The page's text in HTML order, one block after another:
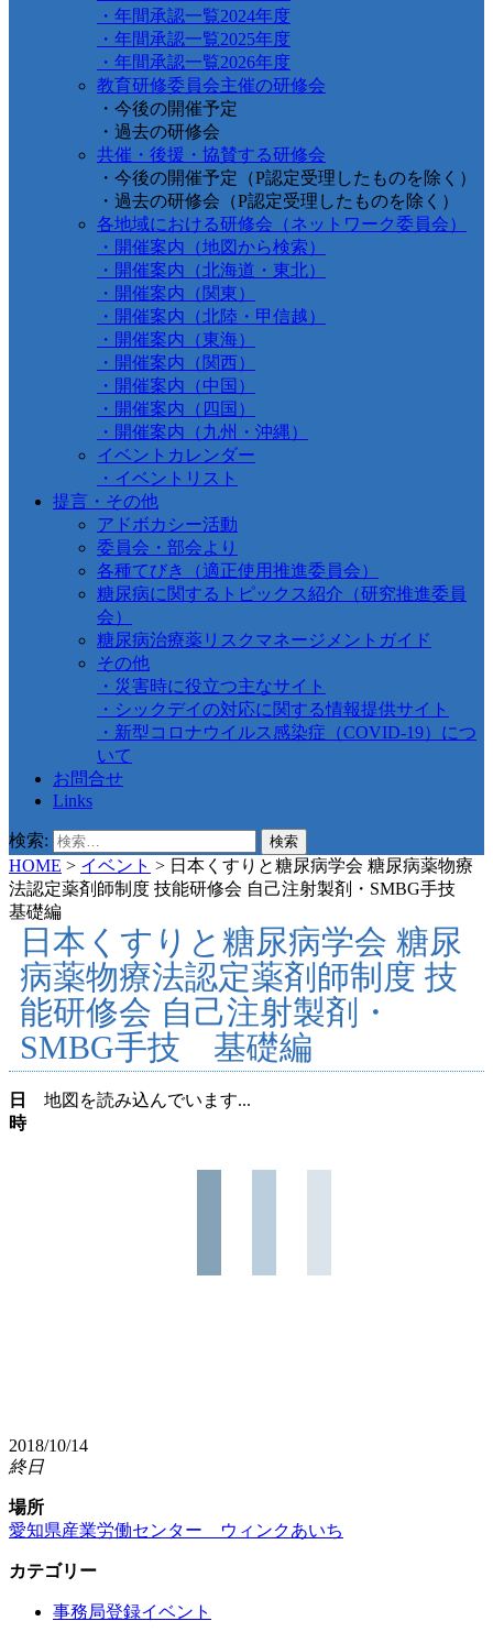
・年間承認一覧2024年度
・年間承認一覧2025年度
・年間承認一覧2026年度
教育研修委員会主催の研修会
・今後の開催予定
・過去の研修会
共催・後援・協賛する研修会
・今後の開催予定（P認定受理したものを除く）
・過去の研修会（P認定受理したものを除く）
各地域における研修会（ネットワーク委員会）
・開催案内（地図から検索）
・開催案内（北海道・東北）
・開催案内（関東）
・開催案内（北陸・甲信越）
・開催案内（東海）
・開催案内（関西）
・開催案内（中国）
・開催案内（四国）
・開催案内（九州・沖縄）
イベントカレンダー
・イベントリスト
提言・その他
アドボカシー活動
委員会・部会より
各種てびき（適正使用推進委員会）
糖尿病に関するトピックス紹介（研究推進委員
会）
糖尿病治療薬リスクマネージメントガイド
その他
・災害時に役立つ主なサイト
・シックデイの対応に関する情報提供サイト
・新型コロナウイルス感染症（COVID-19）につ
いて
お問合せ
Links
検索:
HOME > イベント > 日本くすりと糖尿病学会 糖尿病薬物療
法認定薬剤師制度 技能研修会 自己注射製剤・SMBG手技
基礎編
日本くすりと糖尿病学会 糖尿
病薬物療法認定薬剤師制度 技
能研修会 自己注射製剤・
SMBG手技 基礎編
地図を読み込んでいます...
日
時
2018/10/14
終日
場所
愛知県産業労働センター ウィンクあいち
カテゴリー
事務局登録イベント